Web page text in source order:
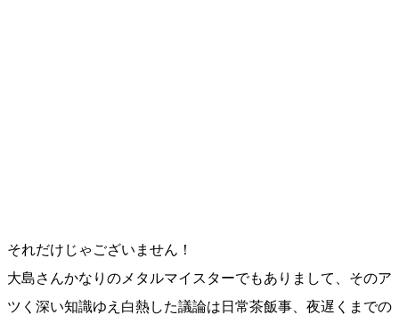
それだけじゃございません！
大島さんかなりのメタルマイスターでもありまして、そのア
ツく深い知識ゆえ白熱した議論は日常茶飯事、夜遅くま での